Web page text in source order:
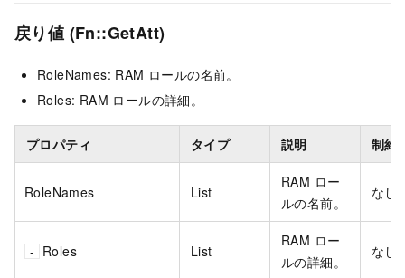
戻り値 (Fn::GetAtt)
RoleNames: RAM ロールの名前。
Roles: RAM ロールの詳細。
プロパティ タイプ 説明 制約
RoleNames List
RAM ロー
ルの名前。
なし
Roles List
RAM ロー
ルの詳細。
なし